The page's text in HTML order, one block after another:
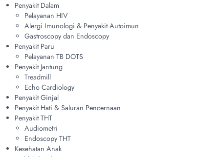
Penyakit Dalam
Pelayanan HIV
Alergi Imunologi & Penyakit Autoimun
Gastroscopy dan Endoscopy
Penyakit Paru
Pelayanan TB DOTS
Penyakit Jantung
Treadmill
Echo Cardiology
Penyakit Ginjal
Penyakit Hati & Saluran Pencernaan
Penyakit THT
Audiometri
Endoscopy THT
Kesehatan Anak